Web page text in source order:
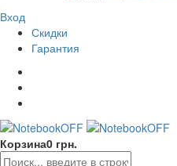
Вход
Скидки
Гарантия
Корзина0 грн.